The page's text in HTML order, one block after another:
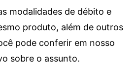
modalidades de débito e
produto, além de outros
pode conferir em nosso
sobre o assunto.